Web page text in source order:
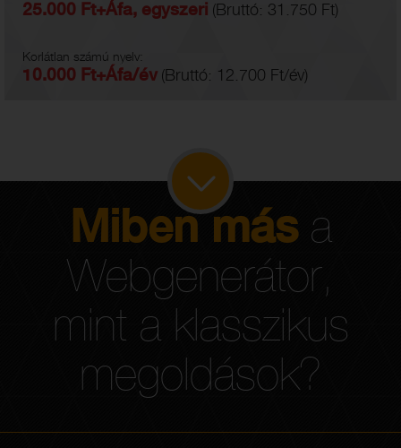
25.000 Ft+Áfa, egyszeri (Bruttó: 31.750 Ft)
Korlátlan számú nyelv:
10.000 Ft+Áfa/év (Bruttó: 12.700 Ft/év)
Miben mása
Webgenerátor,
mint a klasszikus
megoldások?